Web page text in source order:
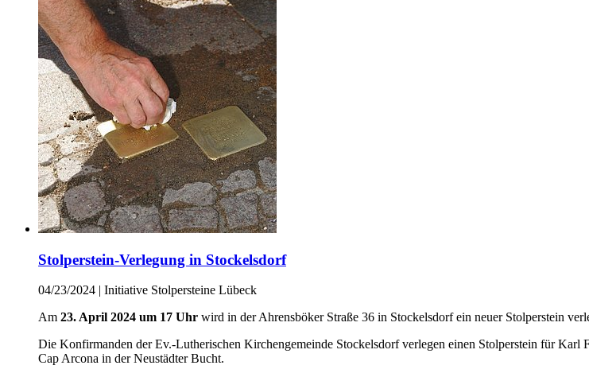
Stolperstein-Verlegung in Stockelsdorf
04/23/2024 | Initiative Stolpersteine Lübeck
Am 23. April 2024 um 17 Uhr wird in der Ahrensböker Straße 36 in Stockelsdorf ein neuer Stolperstein
Die Konfirmanden der Ev.-Lutherischen Kirchengemeinde Stockelsdorf verlegen einen Stolperstein für
Cap Arcona in der Neustädter Bucht.